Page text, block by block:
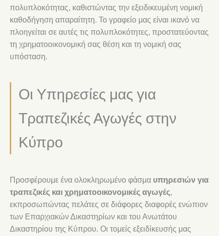
πολυπλοκότητας, καθιστώντας την εξειδικευμένη νομική
καθοδήγηση απαραίτητη. Το γραφείο μας είναι ικανό να
πλοηγείται σε αυτές τις πολυπλοκότητες, προστατεύοντας
τη χρηματοοικονομική σας θέση και τη νομική σας
υπόσταση.
Οι Υπηρεσίες μας για
Τραπεζικές Αγωγές στην
Κύπρο
Προσφέρουμε ένα ολοκληρωμένο φάσμα υπηρεσιών για
τραπεζικές και χρηματοοικονομικές αγωγές,
εκπροσωπώντας πελάτες σε διάφορες διαφορές ενώπιον
των Επαρχιακών Δικαστηρίων και του Ανωτάτου
Δικαστηρίου της Κύπρου. Οι τομείς εξειδίκευσής μας